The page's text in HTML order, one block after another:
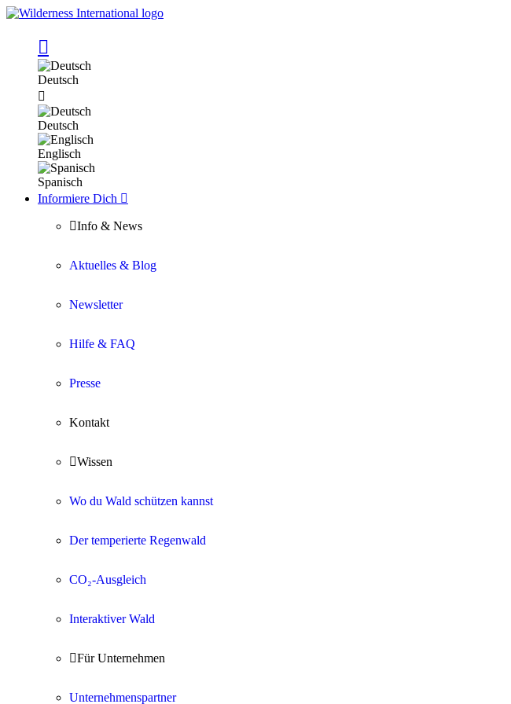

Deutsch

Deutsch
Englisch
Spanisch
Informiere Dich 
Info & News
Aktuelles & Blog
Newsletter
Hilfe & FAQ
Presse
Kontakt
Wissen
Wo du Wald schützen kannst
Der temperierte Regenwald
CO₂-Ausgleich
Interaktiver Wald
Für Unternehmen
Unternehmenspartner